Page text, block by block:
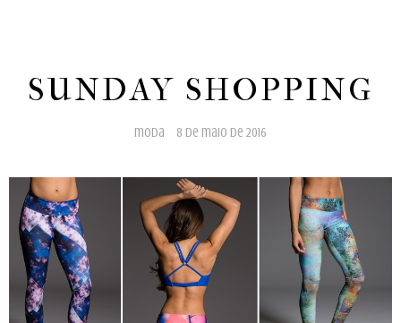
SUNDAY SHOPPING
moda 8 de maio de 2016